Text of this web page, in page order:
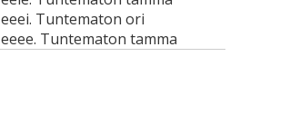
eeei. Tuntematon ori
eeee. Tuntematon tamma